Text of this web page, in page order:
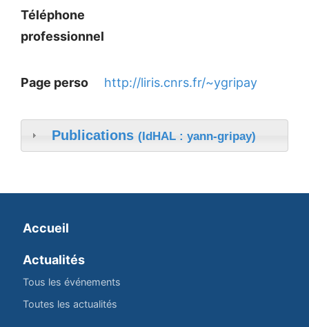
Téléphone
professionnel
Page perso http://liris.cnrs.fr/~ygripay
Publications (IdHAL : yann-gripay)
Accueil
Actualités
Tous les événements
Toutes les actualités